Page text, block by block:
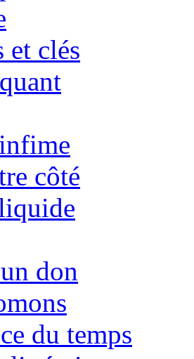
et clés
côté
don
du temps